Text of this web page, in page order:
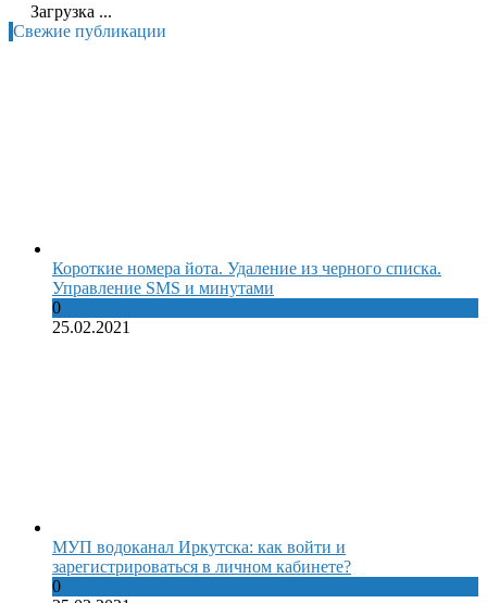
Загрузка ...
Свежие публикации
Короткие номера йота. Удаление из черного списка.
Управление SMS и минутами
0
25.02.2021
МУП водоканал Иркутска: как войти и
зарегистрироваться в личном кабинете?
0